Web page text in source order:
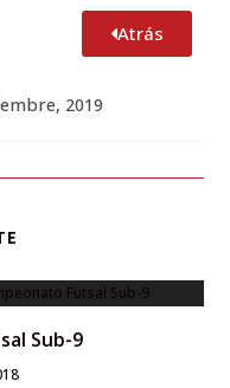
Atrás
2019
Sub-9